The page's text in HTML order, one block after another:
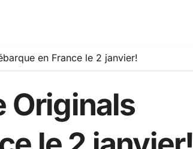
en France le 2 janvier!
Originals